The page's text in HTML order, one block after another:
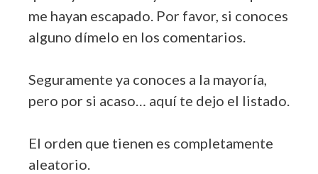
me hayan escapado. Por favor, si conoces
alguno dímelo en los comentarios.
Seguramente ya conoces a la mayoría,
pero por si acaso… aquí te dejo el listado.
El orden que tienen es completamente
aleatorio.